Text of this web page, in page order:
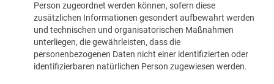
Person zugeordnet werden können, sofern diese
zusätzlichen Informationen gesondert aufbewahrt werden
und technischen und organisatorischen Maßnahmen
unterliegen, die gewährleisten, dass die
personenbezogenen Daten nicht einer identifizierten oder
identifizierbaren natürlichen Person zugewiesen werden.